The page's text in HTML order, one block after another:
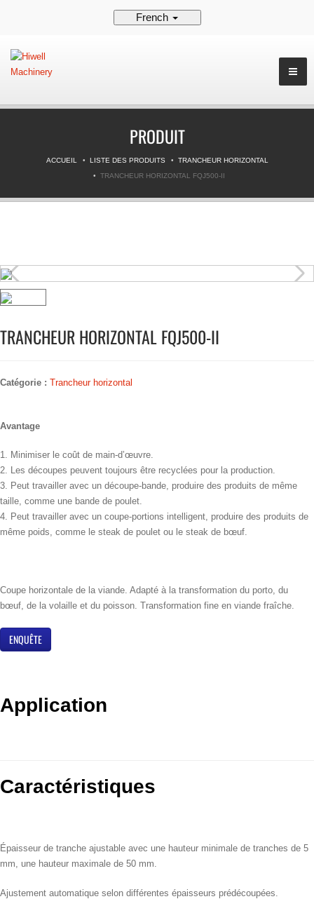
French
PRODUIT
ACCUEIL LISTE DES PRODUITS
TRANCHEUR HORIZONTAL
TRANCHEUR HORIZONTAL FQJ500-II
TRANCHEUR HORIZONTAL FQJ500-II
Catégorie : Trancheur horizontal
Avantage
1. Minimiser le coût de main-d’œuvre.
2. Les découpes peuvent toujours être recyclées pour la production.
3. Peut travailler avec un découpe-bande, produire des produits de même
taille, comme une bande de poulet.
4. Peut travailler avec un coupe-portions intelligent, produire des produits de
même poids, comme le steak de poulet ou le steak de bœuf.
Coupe horizontale de la viande. Adapté à la transformation du porto, du
bœuf, de la volaille et du poisson. Transformation fine en viande fraîche.
ENQUÊTE
Application
Caractéristiques
Épaisseur de tranche ajustable avec une hauteur minimale de tranches de 5
mm, une hauteur maximale de 50 mm.
Ajustement automatique selon différentes épaisseurs prédécoupées.